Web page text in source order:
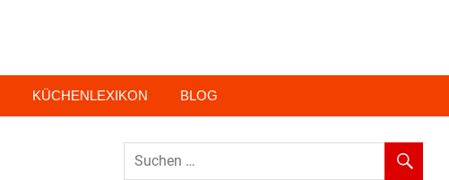
KÜCHENLEXIKON BLOG